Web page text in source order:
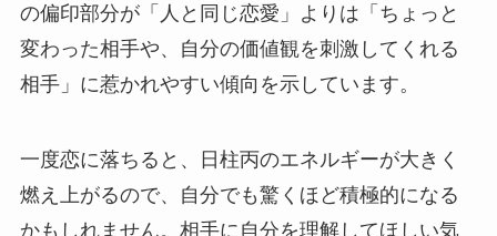
の偏印部分が「人と同じ恋愛」よりは「ちょっと
変わった相手や、自分の価値観を刺激してくれる
相手」に惹かれやすい傾向を示しています。
一度恋に落ちると、日柱丙のエネルギーが大きく
燃え上がるので、自分でも驚くほど積極的になる
かもしれません。相手に自分を理解してほしい気